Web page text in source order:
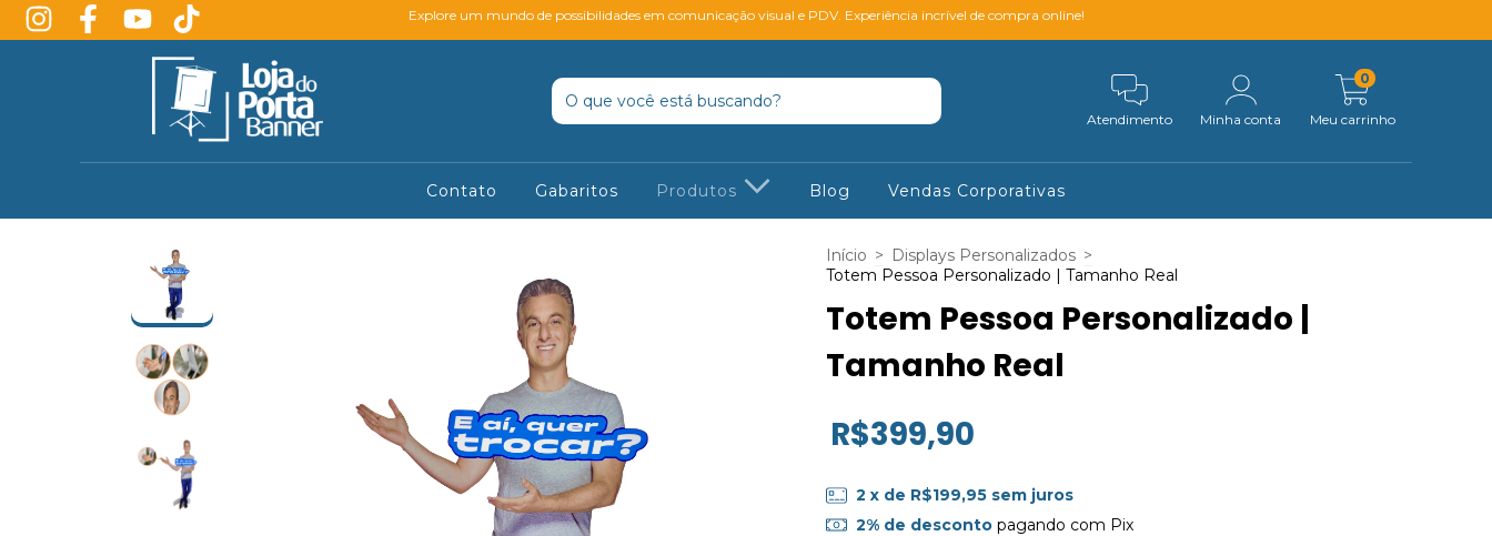
Explore um mundo de possibilidades em comunicação visual e PDV. Experiência incrível de compra online!
Atendimento Minha conta Meu carrinho
0
Contato Gabaritos Produtos Blog Vendas Corporativas
Início > Displays Personalizados >
Totem Pessoa Personalizado | Tamanho Real
Totem Pessoa Personalizado |
Tamanho Real
R$399,90
2 x de R$199,95 sem juros
2% de descontopagando com Pix